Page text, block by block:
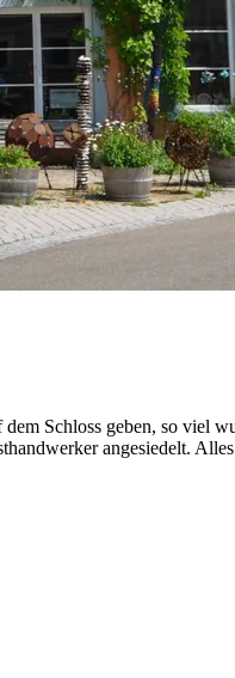
Schloss geben, so viel
angesiedelt.